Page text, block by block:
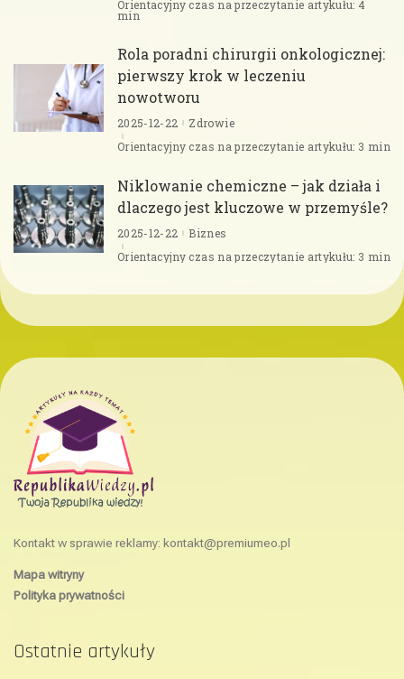
Orientacyjny czas na przeczytanie artykułu: 4
min
Rola poradni chirurgii onkologicznej:
pierwszy krok w leczeniu
nowotworu
2025-12-22
Zdrowie
Orientacyjny czas na przeczytanie artykułu: 3 min
Niklowanie chemiczne – jak działa i
dlaczego jest kluczowe w przemyśle?
2025-12-22
Biznes
Orientacyjny czas na przeczytanie artykułu: 3 min
Kontakt w sprawie reklamy: kontakt@premiumeo.pl
Mapa witryny
Polityka prywatności
Ostatnie artykuły